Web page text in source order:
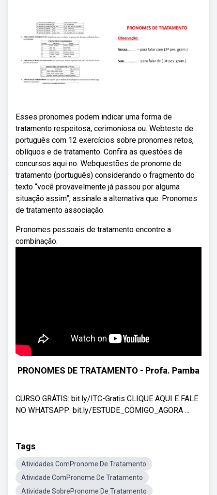
Esses pronomes podem indicar uma forma de
tratamento respeitosa, cerimoniosa ou. Webteste de
português com 12 exercícios sobre pronomes retos,
oblíquos e de tratamento. Confira as questões de
concursos aqui no. Webquestões de pronome de
tratamento (português) considerando o fragmento do
texto “você provavelmente já passou por alguma
situação assim”, assinale a alternativa que. Pronomes
de tratamento associação.
Pronomes pessoais de tratamento encontre a
combinação.
PRONOMES DE TRATAMENTO - Profa. Pamba
CURSO GRÁTIS: bit.ly/ITC-Gratis CLIQUE AQUI E FALE
NO WHATSAPP: bit.ly/ESTUDE_COMIGO_AGORA ...
Tags
Atividades ComPronome De Tratamento
Atividade ComPronome De Tratamento
Atividade SobrePronome De Tratamento